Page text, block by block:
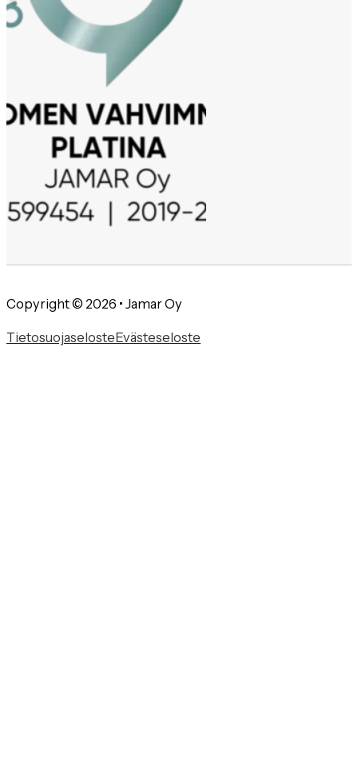
Copyright © 2026 • Jamar Oy
TietosuojaselosteEvästeseloste